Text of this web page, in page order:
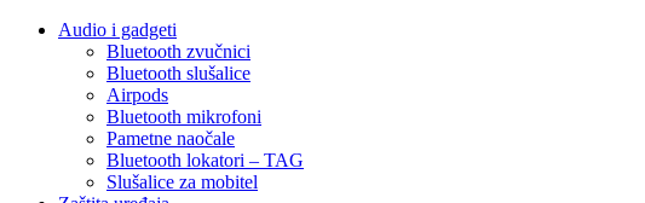
Audio i gadgeti
Bluetooth zvučnici
Bluetooth slušalice
Airpods
Bluetooth mikrofoni
Pametne naočale
Bluetooth lokatori – TAG
Slušalice za mobitel